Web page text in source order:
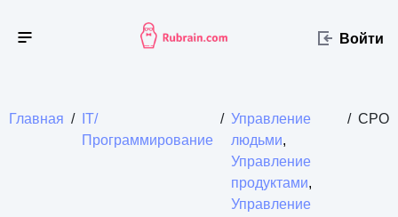
Войти
Главная /
IT/
Программирование
/ Управление
людьми,
Управление
продуктами,
Управление
/ СРО